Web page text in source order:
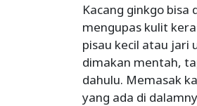
Kacang ginkgo
mengupas kulit
pisau kecil atau jari
dimakan mentah,
dahulu. Memasak
yang ada di